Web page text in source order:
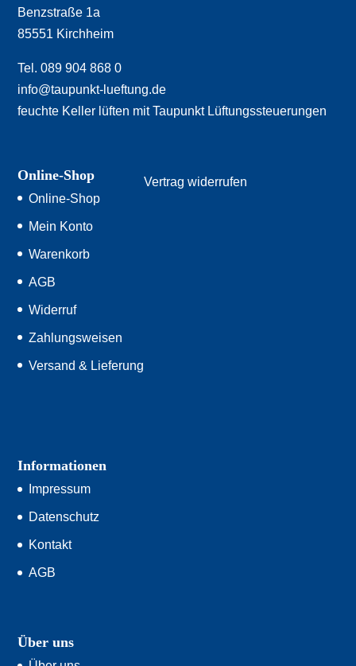
Benzstraße 1a
85551 Kirchheim
Tel. 089 904 868 0
info@taupunkt-lueftung.de
feuchte Keller lüften mit Taupunkt Lüftungssteuerungen
Online-Shop
Online-Shop
Mein Konto
Warenkorb
AGB
Widerruf
Zahlungsweisen
Versand & Lieferung
Vertrag widerrufen
Informationen
Impressum
Datenschutz
Kontakt
AGB
Über uns